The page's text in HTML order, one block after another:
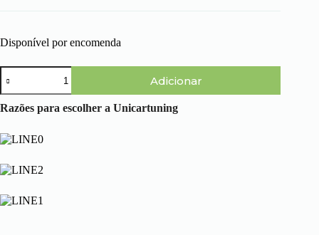
Disponível por encomenda
Quantidade
de
BMW
Serie
E46
Touring
05)
Embaladeiras
M-
Adicionar
Razões para escolher a Unicartuning